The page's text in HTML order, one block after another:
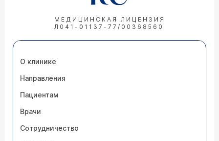
МЕДИЦИНСКАЯ ЛИЦЕНЗИЯ
Л041-01137-77/00368560
О клинике
Направления
Пациентам
Врачи
Сотрудничество